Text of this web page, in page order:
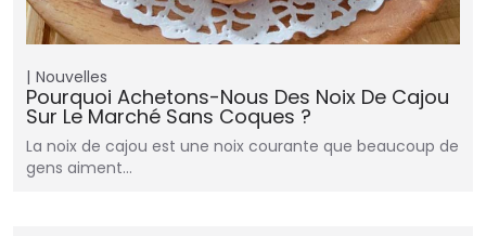
Nouvelles
Pourquoi Achetons-Nous Des Noix De Cajou
Sur Le Marché Sans Coques ?
La noix de cajou est une noix courante que beaucoup de
gens aiment…